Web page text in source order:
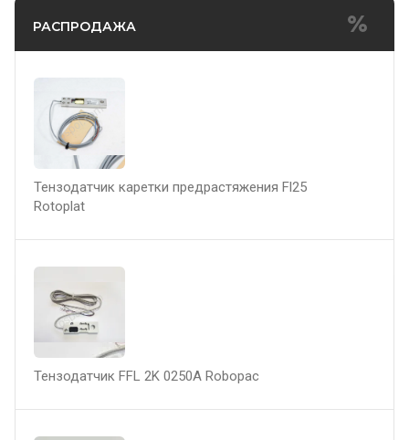
РАСПРОДАЖА
Тензодатчик каретки предрастяжения Fl25
Rotoplat
Тензодатчик FFL 2K 0250A Robopac